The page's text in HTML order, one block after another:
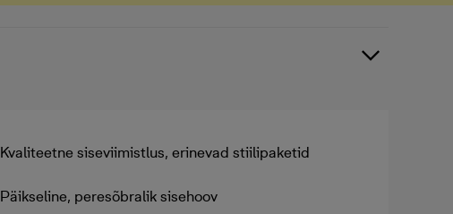
Kvaliteetne siseviimistlus, erinevad stiilipaketid
Päikseline, peresõbralik sisehoov